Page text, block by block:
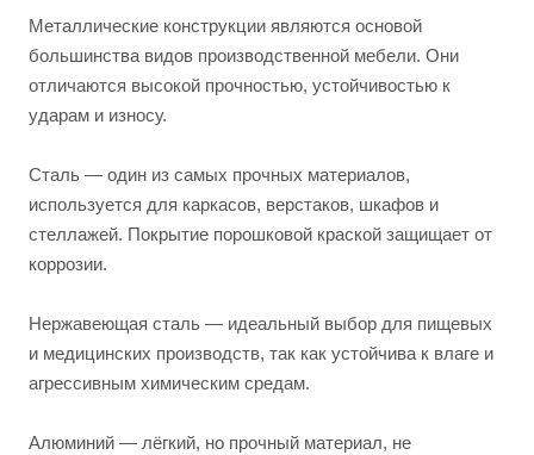
Металлические конструкции являются основой
большинства видов производственной мебели. Они
отличаются высокой прочностью, устойчивостью к
ударам и износу.
Сталь — один из самых прочных материалов,
используется для каркасов, верстаков, шкафов и
стеллажей. Покрытие порошковой краской защищает от
коррозии.
Нержавеющая сталь — идеальный выбор для пищевых
и медицинских производств, так как устойчива к влаге и
агрессивным химическим средам.
Алюминий — лёгкий, но прочный материал, не